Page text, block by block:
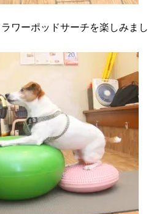
ワーポッドサーチを楽しみまし